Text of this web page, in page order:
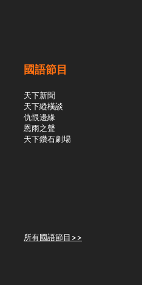
國語節目
天下新聞
天下縱橫談
​仇恨邊緣
恩雨之聲
天下鑽石劇場
所有國語節目>>